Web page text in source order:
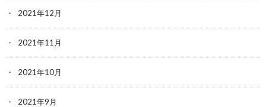
2021年12月
2021年11月
2021年10月
2021年9月